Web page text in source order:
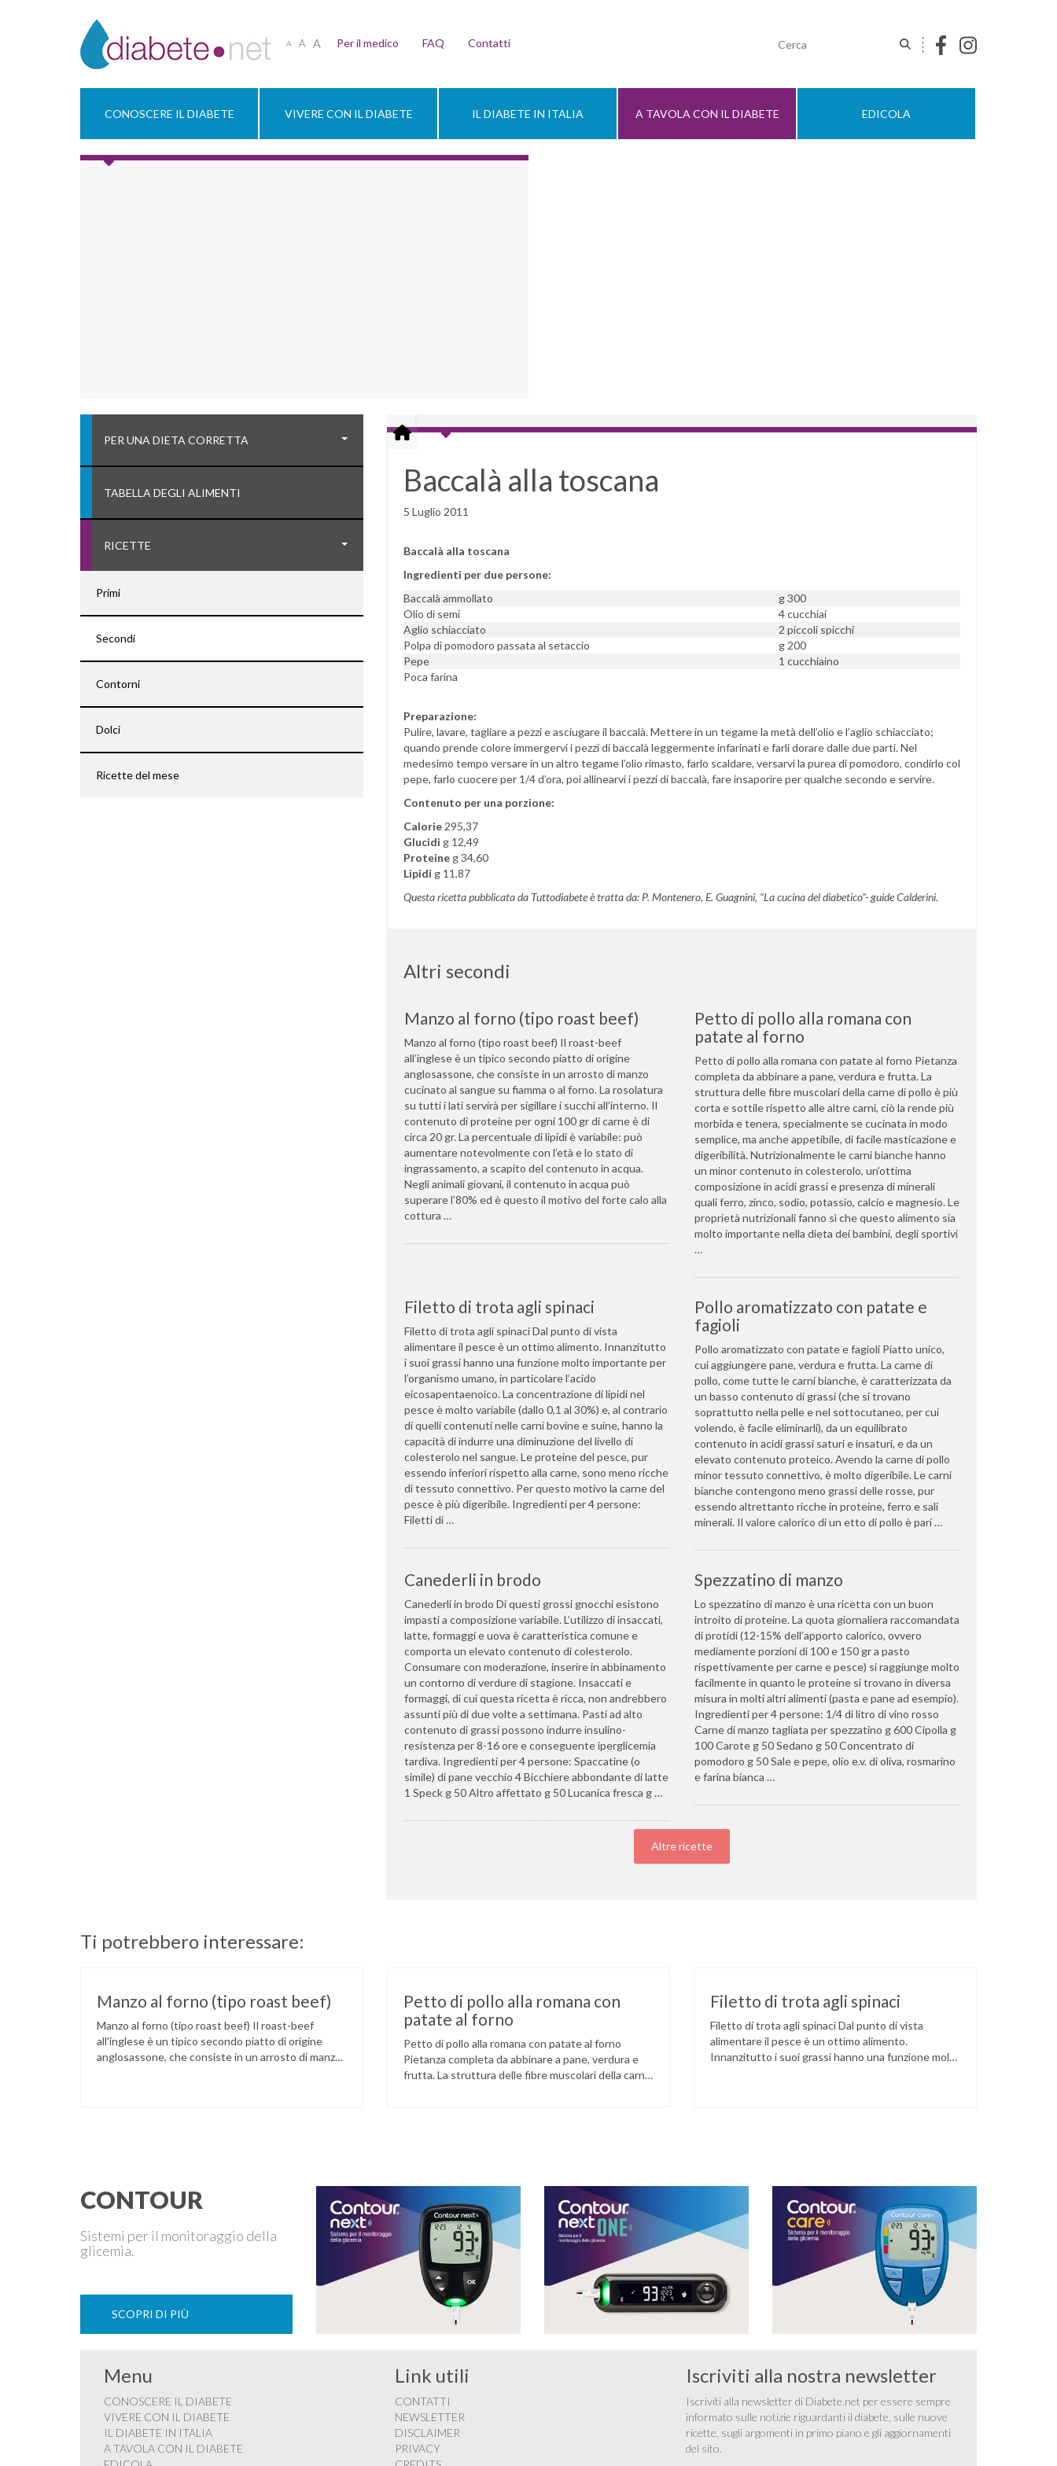
A A A Per il medico FAQ Contatti
CONOSCERE IL DIABETE VIVERE CON IL DIABETE IL DIABETE IN ITALIA A TAVOLA CON IL DIABETE EDICOLA
PER UNA DIETA CORRETTA
TABELLA DEGLI ALIMENTI
RICETTE
Primi
Secondi
Contorni
Dolci
Ricette del mese
Baccalà alla toscana
5 Luglio 2011
Baccalà alla toscana
Ingredienti per due persone:
Baccalà ammollato
g 300
Olio di semi
4 cucchiai
Aglio schiacciato
2 piccoli spicchi
Polpa di pomodoro passata al setaccio
g 200
Pepe
1 cucchiaino
Poca farina
Preparazione:
Pulire, lavare, tagliare a pezzi e asciugare il baccalà. Mettere in un tegame la metà dell’olio e l’aglio schiacciato;
quando prende colore immergervi i pezzi di baccalà leggermente infarinati e farli dorare dalle due parti. Nel
medesimo tempo versare in un altro tegame l’olio rimasto, farlo scaldare, versarvi la purea di pomodoro, condirlo col
pepe, farlo cuocere per 1/4 d’ora, poi allinearvi i pezzi di baccalà, fare insaporire per qualche secondo e servire.
Contenuto per una porzione:
Calorie 295,37
Glucidi g 12,49
Proteine g 34,60
Lipidi g 11,87
Questa ricetta pubblicata da Tuttodiabete è tratta da: P. Montenero, E. Guagnini, “La cucina del diabetico”- guide Calderini.
Altri secondi
Manzo al forno (tipo roast beef)
Manzo al forno (tipo roast beef) Il roast-beef
all’inglese è un tipico secondo piatto di origine
anglosassone, che consiste in un arrosto di manzo
cucinato al sangue su fiamma o al forno. La rosolatura
su tutti i lati servirà per sigillare i succhi all’interno. Il
contenuto di proteine per ogni 100 gr di carne è di
circa 20 gr. La percentuale di lipidi è variabile: può
aumentare notevolmente con l’età e lo stato di
ingrassamento, a scapito del contenuto in acqua.
Negli animali giovani, il contenuto in acqua può
superare l’80% ed è questo il motivo del forte calo alla
cottura …
Petto di pollo alla romana con
patate al forno
Petto di pollo alla romana con patate al forno Pietanza
completa da abbinare a pane, verdura e frutta. La
struttura delle fibre muscolari della carne di pollo è più
corta e sottile rispetto alle altre carni, ciò la rende più
morbida e tenera, specialmente se cucinata in modo
semplice, ma anche appetibile, di facile masticazione e
digeribilità. Nutrizionalmente le carni bianche hanno
un minor contenuto in colesterolo, un’ottima
composizione in acidi grassi e presenza di minerali
quali ferro, zinco, sodio, potassio, calcio e magnesio. Le
proprietà nutrizionali fanno sì che questo alimento sia
molto importante nella dieta dei bambini, degli sportivi
…
Filetto di trota agli spinaci
Filetto di trota agli spinaci Dal punto di vista
alimentare il pesce è un ottimo alimento. Innanzitutto
i suoi grassi hanno una funzione molto importante per
l’organismo umano, in particolare l’acido
eicosapentaenoico. La concentrazione di lipidi nel
pesce è molto variabile (dallo 0,1 al 30%) e, al contrario
di quelli contenuti nelle carni bovine e suine, hanno la
capacità di indurre una diminuzione del livello di
colesterolo nel sangue. Le proteine del pesce, pur
essendo inferiori rispetto alla carne, sono meno ricche
di tessuto connettivo. Per questo motivo la carne del
pesce è più digeribile. Ingredienti per 4 persone:
Filetti di …
Pollo aromatizzato con patate e
fagioli
Pollo aromatizzato con patate e fagioli Piatto unico,
cui aggiungere pane, verdura e frutta. La carne di
pollo, come tutte le carni bianche, è caratterizzata da
un basso contenuto di grassi (che si trovano
soprattutto nella pelle e nel sottocutaneo, per cui
volendo, è facile eliminarli), da un equilibrato
contenuto in acidi grassi saturi e insaturi, e da un
elevato contenuto proteico. Avendo la carne di pollo
minor tessuto connettivo, è molto digeribile. Le carni
bianche contengono meno grassi delle rosse, pur
essendo altrettanto ricche in proteine, ferro e sali
minerali. Il valore calorico di un etto di pollo è pari …
Canederli in brodo
Canederli in brodo Di questi grossi gnocchi esistono
impasti a composizione variabile. L’utilizzo di insaccati,
latte, formaggi e uova è caratteristica comune e
comporta un elevato contenuto di colesterolo.
Consumare con moderazione, inserire in abbinamento
un contorno di verdure di stagione. Insaccati e
formaggi, di cui questa ricetta è ricca, non andrebbero
assunti più di due volte a settimana. Pasti ad alto
contenuto di grassi possono indurre insulino-
resistenza per 8-16 ore e conseguente iperglicemia
tardiva. Ingredienti per 4 persone: Spaccatine (o
simile) di pane vecchio 4 Bicchiere abbondante di latte
1 Speck g 50 Altro affettato g 50 Lucanica fresca g …
Spezzatino di manzo
Lo spezzatino di manzo è una ricetta con un buon
introito di proteine. La quota giornaliera raccomandata
di protidi (12-15% dell’apporto calorico, ovvero
mediamente porzioni di 100 e 150 gr a pasto
rispettivamente per carne e pesce) si raggiunge molto
facilmente in quanto le proteine si trovano in diversa
misura in molti altri alimenti (pasta e pane ad esempio).
Ingredienti per 4 persone: 1/4 di litro di vino rosso
Carne di manzo tagliata per spezzatino g 600 Cipolla g
100 Carote g 50 Sedano g 50 Concentrato di
pomodoro g 50 Sale e pepe, olio e.v. di oliva, rosmarino
e farina bianca …
Altre ricette
Ti potrebbero interessare:
Manzo al forno (tipo roast beef)
Manzo al forno (tipo roast beef) Il roast-beef
all’inglese è un tipico secondo piatto di origine
anglosassone, che consiste in un arrosto di manzo
Petto di pollo alla romana con
patate al forno
Petto di pollo alla romana con patate al forno
Pietanza completa da abbinare a pane, verdura e
frutta. La struttura delle fibre muscolari della carne
Filetto di trota agli spinaci
Filetto di trota agli spinaci Dal punto di vista
alimentare il pesce è un ottimo alimento.
Innanzitutto i suoi grassi hanno una funzione molto
CONTOUR
Sistemi per il monitoraggio della
glicemia.
SCOPRI DI PIÙ
Menu
CONOSCERE IL DIABETE
VIVERE CON IL DIABETE
IL DIABETE IN ITALIA
A TAVOLA CON IL DIABETE
Link utili
CONTATTI
NEWSLETTER
DISCLAIMER
PRIVACY
Iscriviti alla nostra newsletter
Iscriviti alla newsletter di Diabete.net per essere sempre
informato sulle notizie riguardanti il diabete, sulle nuove
ricette, sugli argomenti in primo piano e gli aggiornamenti
del sito.